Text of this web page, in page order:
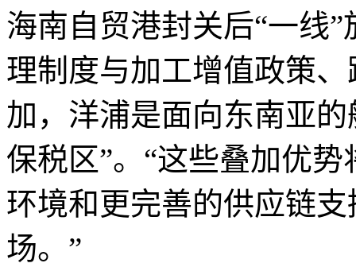
海南自贸港封关后“一线
理制度与加工增值政策
加，洋浦是面向东南亚
保税区”。“这些叠加优
环境和更完善的供应链
场。”